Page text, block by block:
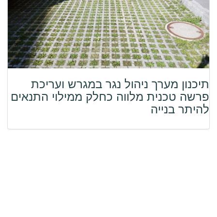
תיכנון מערך ניהול נגר במגרש ועריכת
פרשה טכנית מלווה כחלק ממילוי התנאים
להיתר בנייה